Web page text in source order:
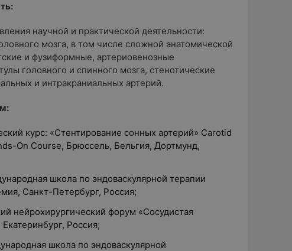
научной и практической деятельности:
мозга, в том числе сложной анатомической
и фузиформные, артериовенозные
головного и спинного мозга, стенотические
и интракраниальных артерий.
курс: «Стентирование сонных артерий» Carotid
On Course, Брюссель, Бельгия, Дортмунд,
школа по эндоваскулярной терапии
Санкт-Петербург, Россия;
нейрохирургический форум «Сосудистая
Россия;
школа по эндоваскулярной